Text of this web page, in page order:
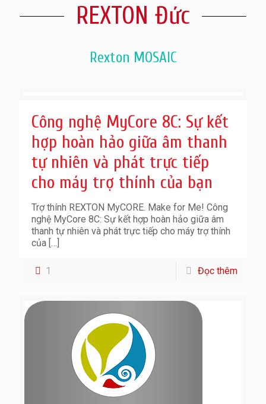
REXTON Đức
Rexton MOSAIC
Công nghệ MyCore 8C: Sự kết
hợp hoàn hảo giữa âm thanh
tự nhiên và phát trực tiếp
cho máy trợ thính của bạn
Trợ thính REXTON MyCORE. Make for Me! Công
nghệ MyCore 8C: Sự kết hợp hoàn hảo giữa âm
thanh tự nhiên và phát trực tiếp cho máy trợ thính
của […]
1 Đọc thêm